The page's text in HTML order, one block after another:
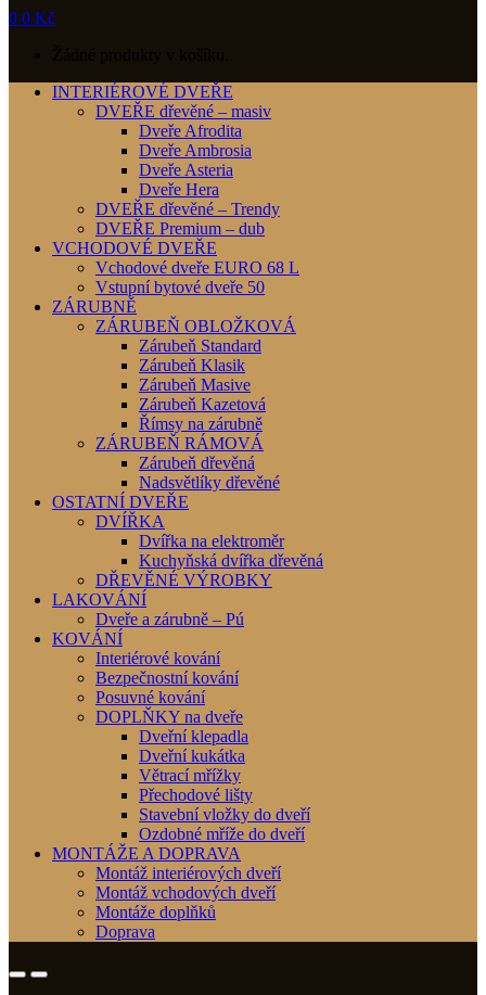
0 0 Kč
INTERIÉROVÉ DVEŘE
DVEŘE dřevěné – masiv
Dveře Afrodita
Dveře Ambrosia
Dveře Asteria
Dveře Hera
DVEŘE dřevěné – Trendy
DVEŘE Premium – dub
VCHODOVÉ DVEŘE
Vchodové dveře EURO 68 L
Vstupní bytové dveře 50
ZÁRUBNĚ
ZÁRUBEŇ OBLOŽKOVÁ
Zárubeň Standard
Zárubeň Klasik
Zárubeň Masive
Zárubeň Kazetová
Římsy na zárubně
ZÁRUBEŇ RÁMOVÁ
Zárubeň dřevěná
Nadsvětlíky dřevěné
OSTATNÍ DVEŘE
DVÍŘKA
Dvířka na elektroměr
Kuchyňská dvířka dřevěná
DŘEVĚNÉ VÝROBKY
LAKOVÁNÍ
Dveře a zárubně – Pú
KOVÁNÍ
Interiérové kování
Bezpečnostní kování
Posuvné kování
DOPLŇKY na dveře
Dveřní klepadla
Dveřní kukátka
Větrací mřížky
Přechodové lišty
Stavební vložky do dveří
Ozdobné mříže do dveří
MONTÁŽE A DOPRAVA
Montáž interiérových dveří
Montáž vchodových dveří
Montáže doplňků
Doprava